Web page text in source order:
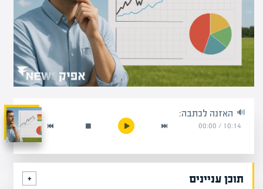
האזנה לכתבה:
10:14
/
00:00
תוכן עניינים